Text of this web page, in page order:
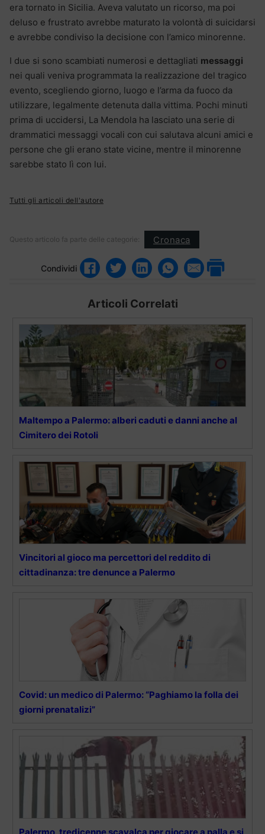
era tornato in Sicilia. Aveva valutato un ricorso, ma poi
deluso e frustrato avrebbe maturato la volontà di suicidarsi
e avrebbe condiviso la decisione con l’amico minorenne.
I due si sono scambiati numerosi e dettagliati messaggi
nei quali veniva programmata la realizzazione del tragico
evento, scegliendo giorno, luogo e l’arma da fuoco da
utilizzare, legalmente detenuta dalla vittima. Pochi minuti
prima di uccidersi, La Mendola ha lasciato una serie di
drammatici messaggi vocali con cui salutava alcuni amici e
persone che gli erano state vicine, mentre il minorenne
sarebbe stato lì con lui.
Tutti gli articoli dell'autore
Questo articolo fa parte delle categorie: Cronaca
Condividi
Articoli Correlati
Maltempo a Palermo: alberi caduti e danni anche al
Cimitero dei Rotoli
Vincitori al gioco ma percettori del reddito di
cittadinanza: tre denunce a Palermo
Covid: un medico di Palermo: “Paghiamo la folla dei
giorni prenatalizi”